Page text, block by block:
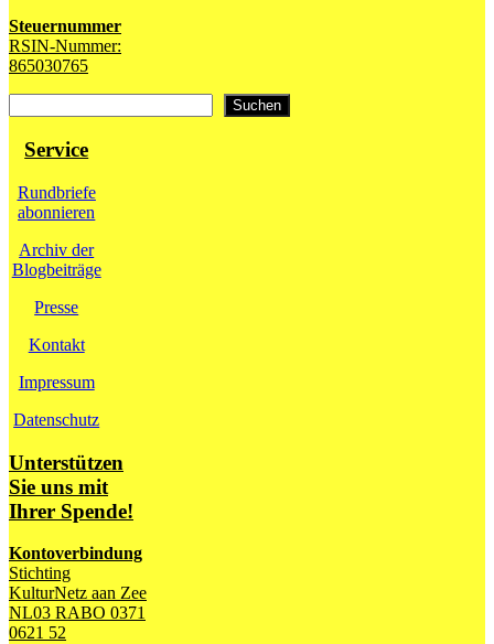
Steuernummer
RSIN-Nummer:
865030765
Suchen
Service
Rundbriefe
abonnieren
Archiv der
Blogbeiträge
Presse
Kontakt
Impressum
Datenschutz
Unterstützen
Sie uns mit
Ihrer Spende!
Kontoverbindung
Stichting
KulturNetz aan Zee
NL03 RABO 0371
0621 52